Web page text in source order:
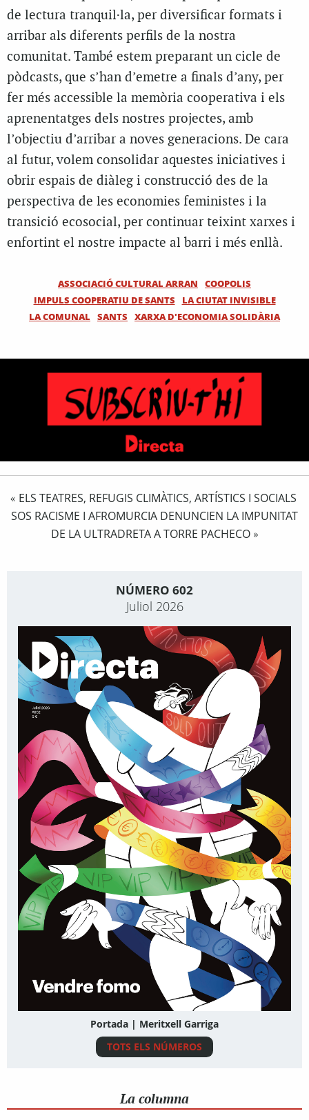
de lectura tranquil·la, per diversificar formats i
arribar als diferents perfils de la nostra
comunitat. També estem preparant un cicle de
pòdcasts, que s’han d’emetre a finals d’any, per
fer més accessible la memòria cooperativa i els
aprenentatges dels nostres projectes, amb
l’objectiu d’arribar a noves generacions. De cara
al futur, volem consolidar aquestes iniciatives i
obrir espais de diàleg i construcció des de la
perspectiva de les economies feministes i la
transició ecosocial, per continuar teixint xarxes i
enfortint el nostre impacte al barri i més enllà.
ASSOCIACIÓ CULTURAL ARRAN
COOPOLIS
IMPULS COOPERATIU DE SANTS
LA CIUTAT INVISIBLE
LA COMUNAL
SANTS XARXA D'ECONOMIA SOLIDÀRIA
« ELS TEATRES, REFUGIS CLIMÀTICS, ARTÍSTICS I SOCIALS
SOS RACISME I AFROMURCIA DENUNCIEN LA IMPUNITAT
DE LA ULTRADRETA A TORRE PACHECO»
NÚMERO 602
Juliol 2026
Portada | Meritxell Garriga
TOTS ELS NÚMEROS
La columna